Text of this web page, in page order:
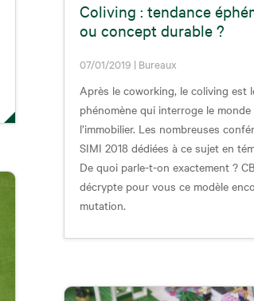
Coliving : tendance
ou concept durable ?
07/01/2019 | Bureaux
Après le coworking, le coliving est
phénomène qui interroge le monde
l’immobilier. Les nombreuses
SIMI 2018 dédiées à ce sujet en
De quoi parle-t-on exactement ?
décrypte pour vous ce modèle
mutation.